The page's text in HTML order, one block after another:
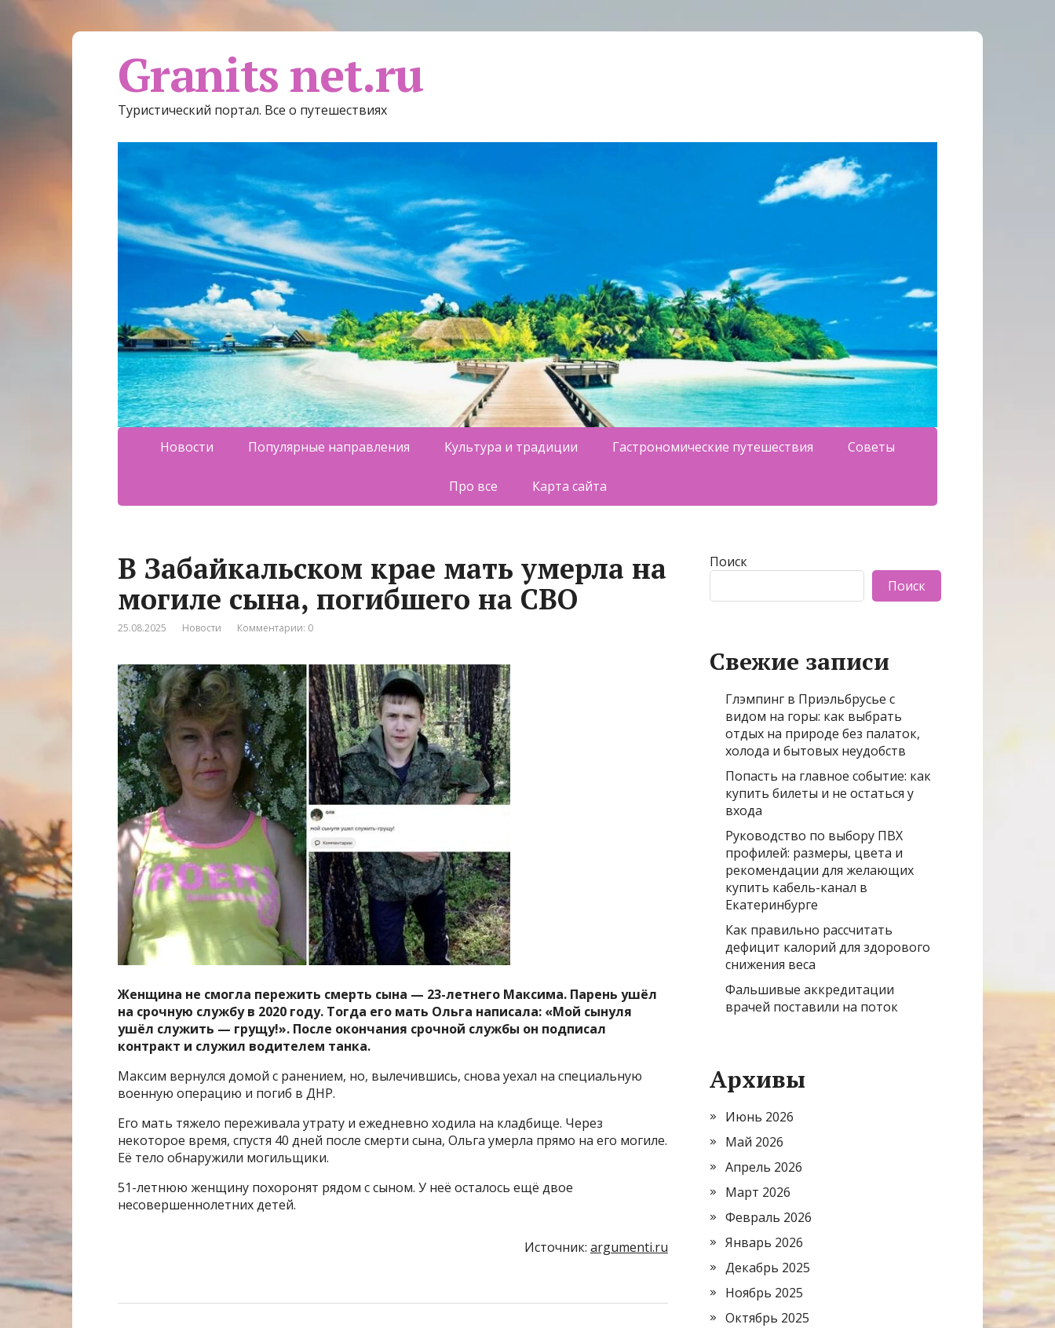
Granits net.ru
Туристический портал. Все о путешествиях
Новости Популярные направления Культура и традиции Гастрономические путешествия Советы
Про все Карта сайта
В Забайкальском крае мать умерла на
могиле сына, погибшего на СВО
25.08.2025 Новости Комментарии: 0
Женщина не смогла пережить смерть сына — 23-летнего Максима. Парень ушёл
на срочную службу в 2020 году. Тогда его мать Ольга написала: «Мой сынуля
ушёл служить — грущу!». После окончания срочной службы он подписал
контракт и служил водителем танка.
Максим вернулся домой с ранением, но, вылечившись, снова уехал на специальную
военную операцию и погиб в ДНР.
Его мать тяжело переживала утрату и ежедневно ходила на кладбище. Через
некоторое время, спустя 40 дней после смерти сына, Ольга умерла прямо на его могиле.
Её тело обнаружили могильщики.
51-летнюю женщину похоронят рядом с сыном. У неё осталось ещё двое
несовершеннолетних детей.
Источник: argumenti.ru
Поиск
Поиск
Свежие записи
Глэмпинг в Приэльбрусье с
видом на горы: как выбрать
отдых на природе без палаток,
холода и бытовых неудобств
Попасть на главное событие: как
купить билеты и не остаться у
входа
Руководство по выбору ПВХ
профилей: размеры, цвета и
рекомендации для желающих
купить кабель-канал в
Екатеринбурге
Как правильно рассчитать
дефицит калорий для здорового
снижения веса
Фальшивые аккредитации
врачей поставили на поток
Архивы
Июнь 2026
Май 2026
Апрель 2026
Март 2026
Февраль 2026
Январь 2026
Декабрь 2025
Ноябрь 2025
Октябрь 2025